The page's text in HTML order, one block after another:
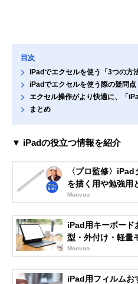
目次
iPadでエクセルを使う「3つの方
iPadでエクセルを使う際の疑問点
エクセル操作がより快適に、「
まとめ
▼ iPadの役立つ情報を紹介
〈プロ監修〉
を描く用や勉強用
Moovoo
iPad用キーボード
型・外付け・軽量
Moovoo
iPad用フィルムお